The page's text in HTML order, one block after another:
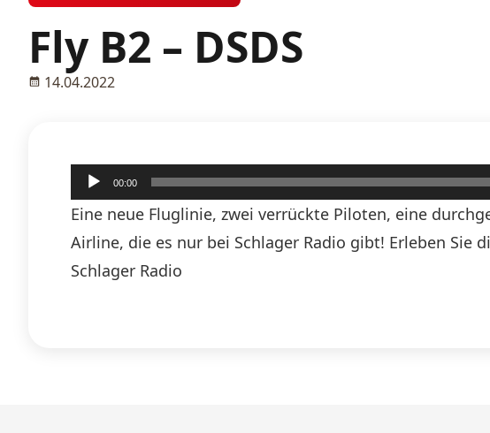
Fly B2 – DSDS
14.04.2022
Audio-
Player
00:00
Eine neue Fluglinie, zwei verrückte Piloten, eine
Airline, die es nur bei Schlager Radio gibt! Erleben Sie
Schlager Radio